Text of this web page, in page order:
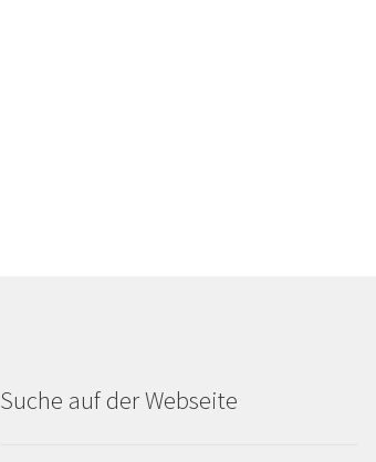
Suche auf der Webseite